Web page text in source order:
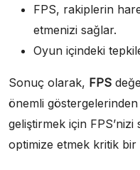
FPS, rakiplerin
etmenizi sağlar.
Oyun içindeki
Sonuç olarak, FPS
önemli
geliştirmek için
optimize etmek kritik bir